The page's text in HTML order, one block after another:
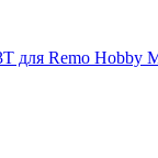
для Remo Hobby